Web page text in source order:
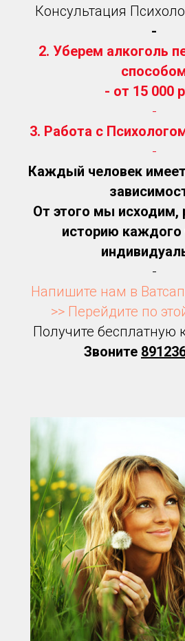
Консультация
-
2. Уберем алкоголь
- от 15 000
-
3. Работа с
-
Каждый человек
От этого мы исходим,
историю каждого
-
Напишите нам в
>> Перейдите по
Получите бесплатную
Звоните